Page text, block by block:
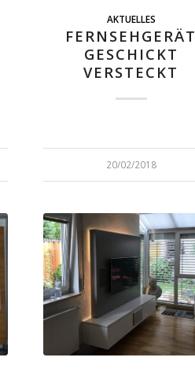
AKTUELLES
FERNSEHGERÄT
GESCHICKT
VERSTECKT
20/02/2018